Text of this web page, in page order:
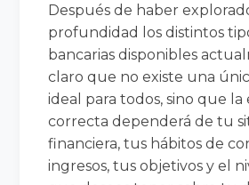
Después de haber
profundidad los distintos
bancarias disponibles
claro que no existe una
ideal para todos, sino que la
correcta dependerá de tu
financiera, tus hábitos de
ingresos, tus objetivos y el